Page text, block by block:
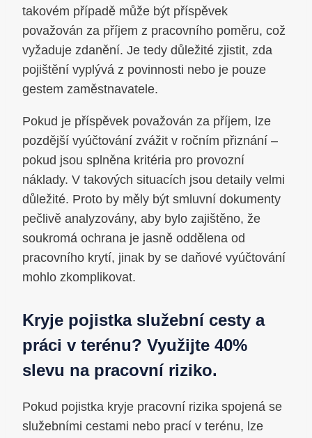
takovém případě může být příspěvek
považován za příjem z pracovního poměru, což
vyžaduje zdanění. Je tedy důležité zjistit, zda
pojištění vyplývá z povinnosti nebo je pouze
gestem zaměstnavatele.
Pokud je příspěvek považován za příjem, lze
pozdější vyúčtování zvážit v ročním přiznání –
pokud jsou splněna kritéria pro provozní
náklady. V takových situacích jsou detaily velmi
důležité. Proto by měly být smluvní dokumenty
pečlivě analyzovány, aby bylo zajištěno, že
soukromá ochrana je jasně oddělena od
pracovního krytí, jinak by se daňové vyúčtování
mohlo zkomplikovat.
Kryje pojistka služební cesty a
práci v terénu? Využijte 40%
slevu na pracovní riziko.
Pokud pojistka kryje pracovní rizika spojená se
služebními cestami nebo prací v terénu, lze